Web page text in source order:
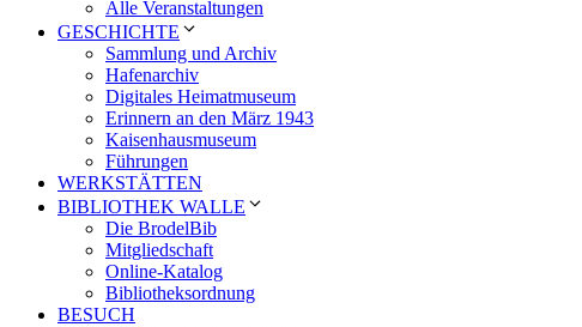
Alle Veranstaltungen
GESCHICHTE
Sammlung und Archiv
Hafenarchiv
Digitales Heimatmuseum
Erinnern an den März 1943
Kaisenhausmuseum
Führungen
WERKSTÄTTEN
BIBLIOTHEK WALLE
Die BrodelBib
Mitgliedschaft
Online-Katalog
Bibliotheksordnung
BESUCH